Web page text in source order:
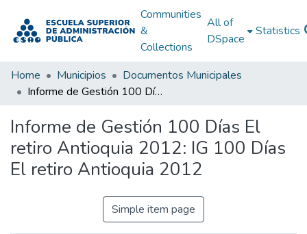
Communities
&
Collections
All of
DSpace
Statistics
Home Municipios
Documentos Municipales
Informe de Gestión 100 Días El retiro Antioquia 2012: IG 100 Días El retiro Antioquia 2012
Informe de Gestión 100 Días El
retiro Antioquia 2012: IG 100 Días
El retiro Antioquia 2012
Simple item page